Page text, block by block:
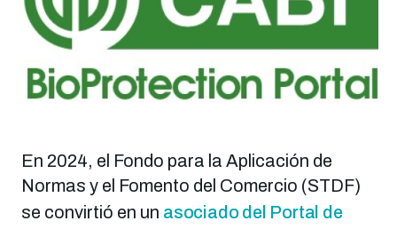
En 2024, el Fondo para la Aplicación de
Normas y el Fomento del Comercio (STDF)
se convirtió en un asociado del Portal de